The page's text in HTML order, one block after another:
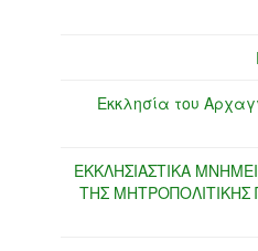
Εκκλησία του
ΕΚΚΛΗΣΙΑΣΤΙΚΑ
ΤΗΣ ΜΗΤΡΟΠΟΛΙΤΙΚΗΣ